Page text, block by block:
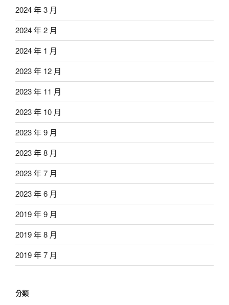
2024 年 3 月
2024 年 2 月
2024 年 1 月
2023 年 12 月
2023 年 11 月
2023 年 10 月
2023 年 9 月
2023 年 8 月
2023 年 7 月
2023 年 6 月
2019 年 9 月
2019 年 8 月
2019 年 7 月
分類